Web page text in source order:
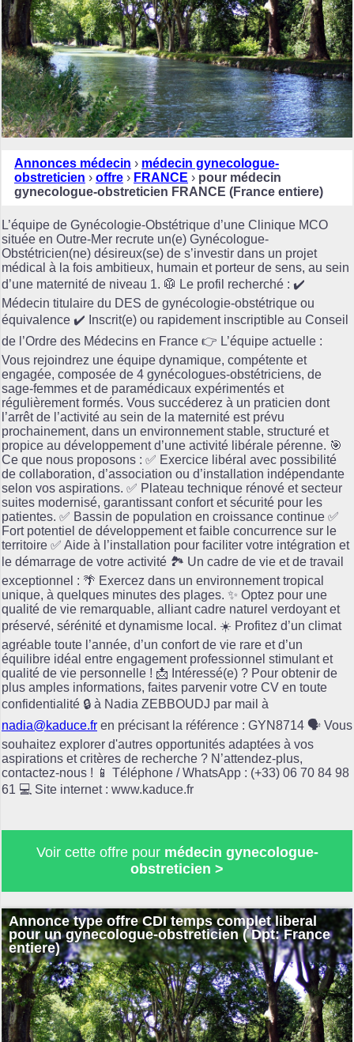
Annonces médecin › médecin gynecologue-
obstreticien › offre › FRANCE › pour médecin
gynecologue-obstreticien FRANCE (France entiere)
L’équipe de Gynécologie-Obstétrique d’une Clinique MCO
située en Outre-Mer recrute un(e) Gynécologue-
Obstétricien(ne) désireux(se) de s’investir dans un projet
médical à la fois ambitieux, humain et porteur de sens, au sein
d’une maternité de niveau 1. 🥼 Le profil recherché : ✔️
Médecin titulaire du DES de gynécologie-obstétrique ou
équivalence ✔️ Inscrit(e) ou rapidement inscriptible au Conseil
de l’Ordre des Médecins en France 👉 L’équipe actuelle :
Vous rejoindrez une équipe dynamique, compétente et
engagée, composée de 4 gynécologues-obstétriciens, de
sage-femmes et de paramédicaux expérimentés et
régulièrement formés. Vous succéderez à un praticien dont
l’arrêt de l’activité au sein de la maternité est prévu
prochainement, dans un environnement stable, structuré et
propice au développement d’une activité libérale pérenne. 🎯
Ce que nous proposons : ✅ Exercice libéral avec possibilité
de collaboration, d’association ou d’installation indépendante
selon vos aspirations. ✅ Plateau technique rénové et secteur
suites modernisé, garantissant confort et sécurité pour les
patientes. ✅ Bassin de population en croissance continue ✅
Fort potentiel de développement et faible concurrence sur le
territoire ✅ Aide à l’installation pour faciliter votre intégration et
le démarrage de votre activité 🏞️ Un cadre de vie et de travail
exceptionnel : 🌴 Exercez dans un environnement tropical
unique, à quelques minutes des plages. ✨ Optez pour une
qualité de vie remarquable, alliant cadre naturel verdoyant et
préservé, sérénité et dynamisme local. ☀️ Profitez d’un climat
agréable toute l’année, d’un confort de vie rare et d’un
équilibre idéal entre engagement professionnel stimulant et
qualité de vie personnelle ! 📩 Intéressé(e) ? Pour obtenir de
plus amples informations, faites parvenir votre CV en toute
confidentialité 🔒 à Nadia ZEBBOUDJ par mail à
nadia@kaduce.fr en précisant la référence : GYN8714 🗣️ Vous
souhaitez explorer d'autres opportunités adaptées à vos
aspirations et critères de recherche ? N’attendez-plus,
contactez-nous ! 📱 Téléphone / WhatsApp : (+33) 06 70 84 98
61 💻 Site internet : www.kaduce.fr
Voir cette offre pour médecin gynecologue-
obstreticien >
Annonce type offre CDI temps complet liberal
pour un gynecologue-obstreticien ( Dpt: France
entiere)